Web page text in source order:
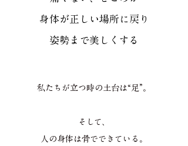
身体が正しい場所に戻り
姿勢まで美しくする
私たちが立つ時の土台は“足”。
そして、
人の身体は骨でできている。